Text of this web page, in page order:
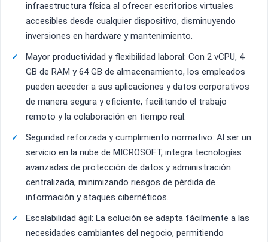
infraestructura física al ofrecer escritorios virtuales
accesibles desde cualquier dispositivo, disminuyendo
inversiones en hardware y mantenimiento.
Mayor productividad y flexibilidad laboral: Con 2 vCPU, 4
GB de RAM y 64 GB de almacenamiento, los empleados
pueden acceder a sus aplicaciones y datos corporativos
de manera segura y eficiente, facilitando el trabajo
remoto y la colaboración en tiempo real.
Seguridad reforzada y cumplimiento normativo: Al ser un
servicio en la nube de MICROSOFT, integra tecnologías
avanzadas de protección de datos y administración
centralizada, minimizando riesgos de pérdida de
información y ataques cibernéticos.
Escalabilidad ágil: La solución se adapta fácilmente a las
necesidades cambiantes del negocio, permitiendo